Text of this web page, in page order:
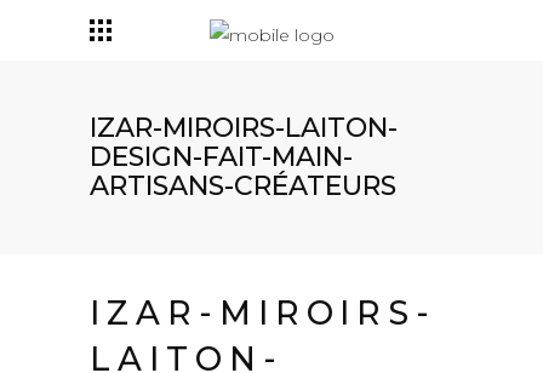
IZAR-MIROIRS-LAITON-
DESIGN-FAIT-MAIN-
ARTISANS-CRÉATEURS
IZAR-MIROIRS-
LAITON-